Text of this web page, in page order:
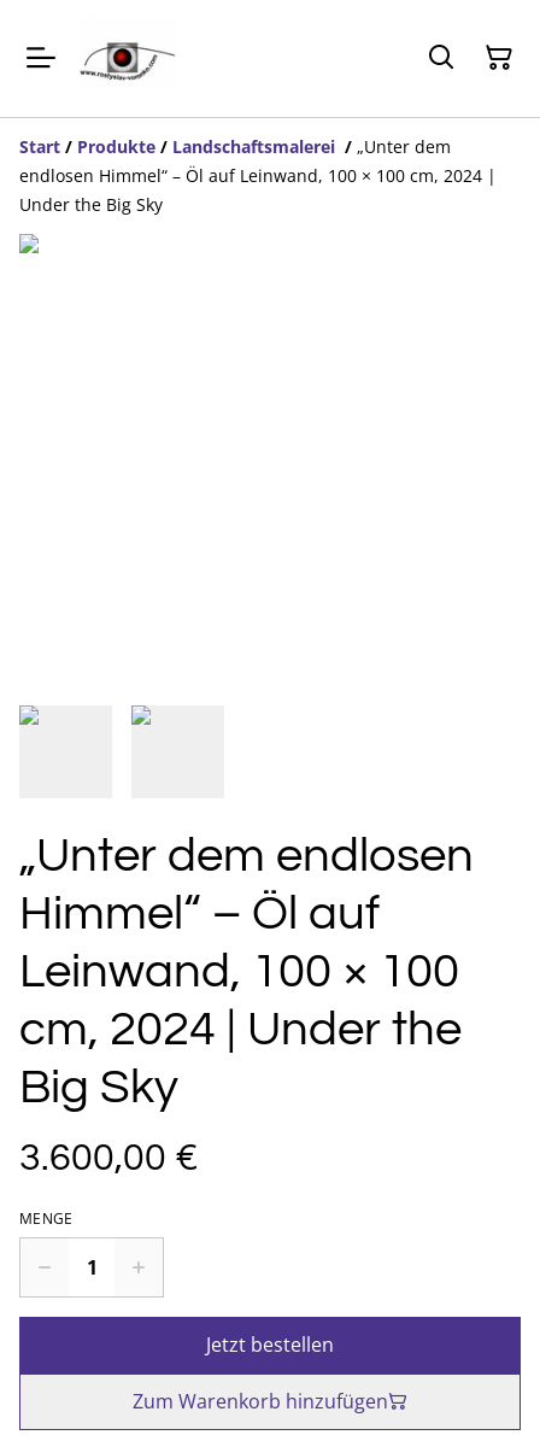
Start / Produkte / Landschaftsmalerei / „Unter dem
endlosen Himmel“ – Öl auf Leinwand, 100 × 100 cm, 2024 |
Under the Big Sky
„Unter dem endlosen
Himmel“ – Öl auf
Leinwand, 100 × 100
cm, 2024 | Under the
Big Sky
3.600,00 €
MENGE
Jetzt bestellen
Zum Warenkorb hinzufügen